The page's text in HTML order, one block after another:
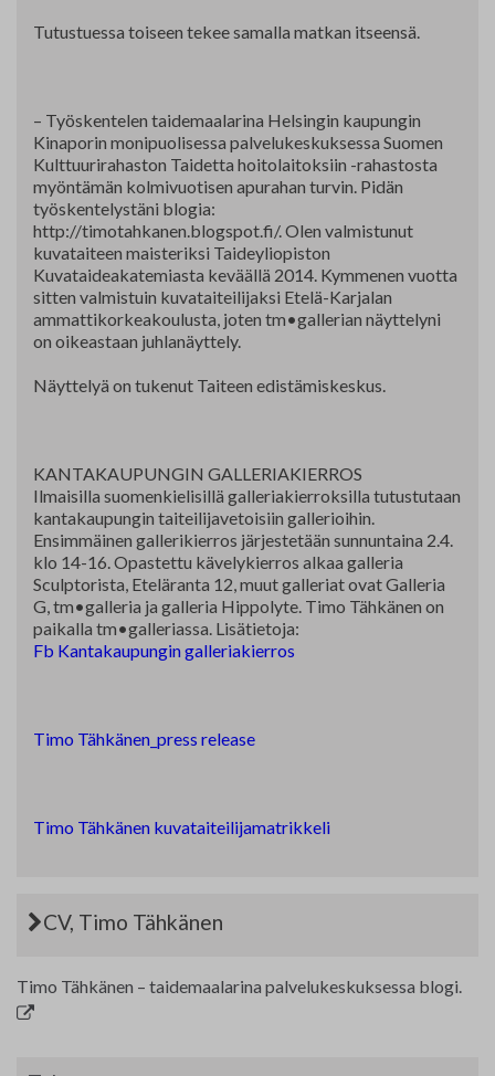
Tutustuessa toiseen tekee samalla matkan itseensä.
– Työskentelen taidemaalarina Helsingin kaupungin
Kinaporin monipuolisessa palvelukeskuksessa Suomen
Kulttuurirahaston Taidetta hoitolaitoksiin -rahastosta
myöntämän kolmivuotisen apurahan turvin. Pidän
työskentelystäni blogia:
http://timotahkanen.blogspot.fi/. Olen valmistunut
kuvataiteen maisteriksi Taideyliopiston
Kuvataideakatemiasta keväällä 2014. Kymmenen vuotta
sitten valmistuin kuvataiteilijaksi Etelä-Karjalan
ammattikorkeakoulusta, joten tm•gallerian näyttelyni
on oikeastaan juhlanäyttely.
Näyttelyä on tukenut Taiteen edistämiskeskus.
KANTAKAUPUNGIN GALLERIAKIERROS
Ilmaisilla suomenkielisillä galleriakierroksilla tutustutaan
kantakaupungin taiteilijavetoisiin gallerioihin.
Ensimmäinen gallerikierros järjestetään sunnuntaina 2.4.
klo 14-16. Opastettu kävelykierros alkaa galleria
Sculptorista, Eteläranta 12, muut galleriat ovat Galleria
G, tm•galleria ja galleria Hippolyte. Timo Tähkänen on
paikalla tm•galleriassa. Lisätietoja:
Fb Kantakaupungin galleriakierros
Timo Tähkänen_press release
Timo Tähkänen kuvataiteilijamatrikkeli
CV, Timo Tähkänen
Timo Tähkänen – taidemaalarina palvelukeskuksessa blogi.